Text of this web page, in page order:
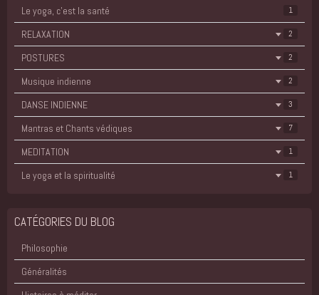
Le yoga, c'est la santé 1
RELAXATION 2
POSTURES 2
Musique indienne 2
DANSE INDIENNE 3
Mantras et Chants védiques 7
MEDITATION 1
Le yoga et la spiritualité 1
CATÉGORIES DU BLOG
Philosophie
Généralités